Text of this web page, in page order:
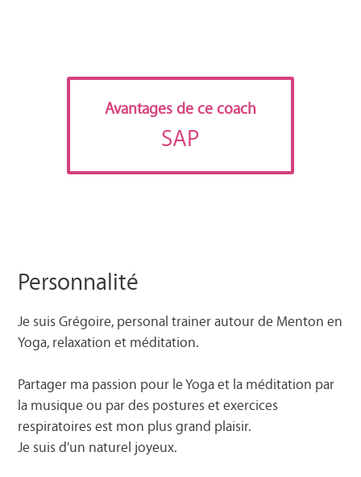
Avantages de ce coach
SAP
Personnalité
Je suis Grégoire, personal trainer autour de Menton en
Yoga, relaxation et méditation.
Partager ma passion pour le Yoga et la méditation par
la musique ou par des postures et exercices
respiratoires est mon plus grand plaisir.
Je suis d'un naturel joyeux.